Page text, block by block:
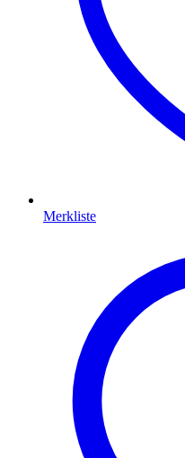
Merkliste